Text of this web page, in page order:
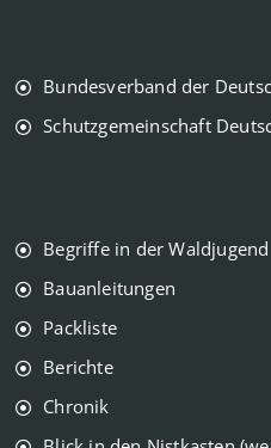
Bundesverband der
Schutzgemeinschaft
Begriffe in der Waldjugend
Bauanleitungen
Packliste
Berichte
Chronik